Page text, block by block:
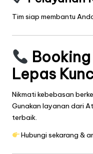
Tim siap membantu
Lepas
Nikmati kebebasan
Gunakan layanan dari
terbaik.
Hubungi sekarang &